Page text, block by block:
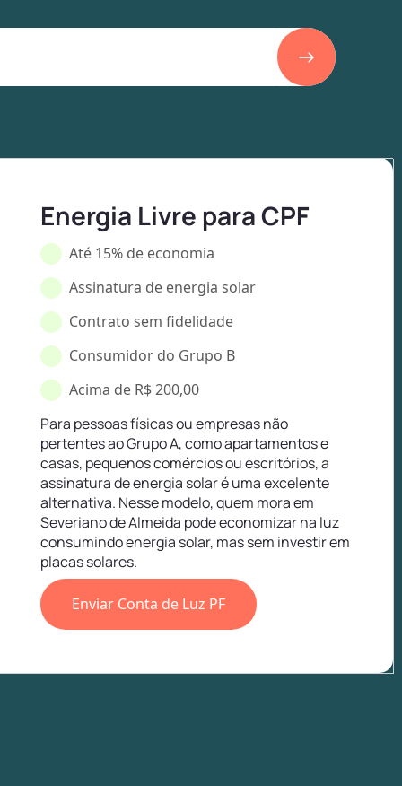
Energia Livre para CPF
Até 15% de economia
Assinatura de energia solar
Contrato sem fidelidade
Consumidor do Grupo B
Acima de R$ 200,00
Para pessoas físicas ou empresas não
pertentes ao Grupo A, como apartamentos e
casas, pequenos comércios ou escritórios, a
assinatura de energia solar é uma excelente
alternativa. Nesse modelo, quem mora em
Severiano de Almeida pode economizar na luz
consumindo energia solar, mas sem investir em
placas solares.
Enviar Conta de Luz PF